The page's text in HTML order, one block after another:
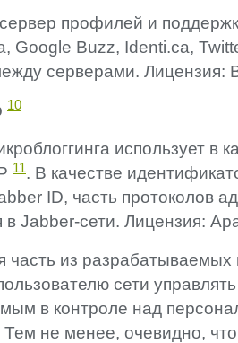
профилей и
Google Buzz, Identi.ca,
серверами. Лицензия:
10
использует в
11. В качестве
ID, часть протоколов
в Jabber-сети. Лицензия:
часть из разрабатываемых
сети
в контроле над
не менее, очевидно,